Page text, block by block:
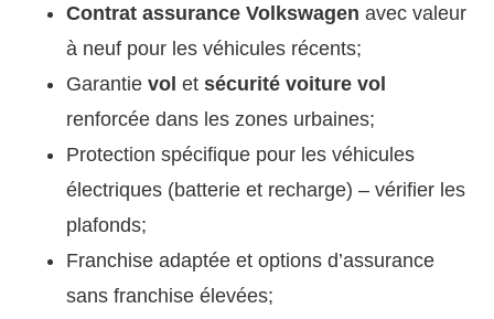
Contrat assurance Volkswagen avec valeur
à neuf pour les véhicules récents;
Garantie vol et sécurité voiture vol
renforcée dans les zones urbaines;
Protection spécifique pour les véhicules
électriques (batterie et recharge) – vérifier les
plafonds;
Franchise adaptée et options d’assurance
sans franchise élevées;